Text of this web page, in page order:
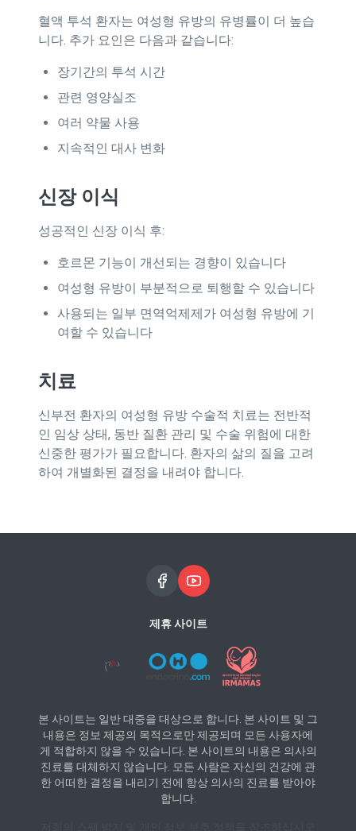
혈액 투석 환자는 여성형 유방의 유병률이 더 높습
니다. 추가 요인은 다음과 같습니다:
장기간의 투석 시간
관련 영양실조
여러 약물 사용
지속적인 대사 변화
신장 이식
성공적인 신장 이식 후:
호르몬 기능이 개선되는 경향이 있습니다
여성형 유방이 부분적으로 퇴행할 수 있습니다
사용되는 일부 면역억제제가 여성형 유방에 기
여할 수 있습니다
치료
신부전 환자의 여성형 유방 수술적 치료는 전반적
인 임상 상태, 동반 질환 관리 및 수술 위험에 대한
신중한 평가가 필요합니다. 환자의 삶의 질을 고려
하여 개별화된 결정을 내려야 합니다.
제휴 사이트
본 사이트는 일반 대중을 대상으로 합니다. 본 사이트 및 그
내용은 정보 제공의 목적으로만 제공되며 모든 사용자에
게 적합하지 않을 수 있습니다. 본 사이트의 내용은 의사의
진료를 대체하지 않습니다. 모든 사람은 자신의 건강에 관
한 어떠한 결정을 내리기 전에 항상 의사의 진료를 받아야
합니다.